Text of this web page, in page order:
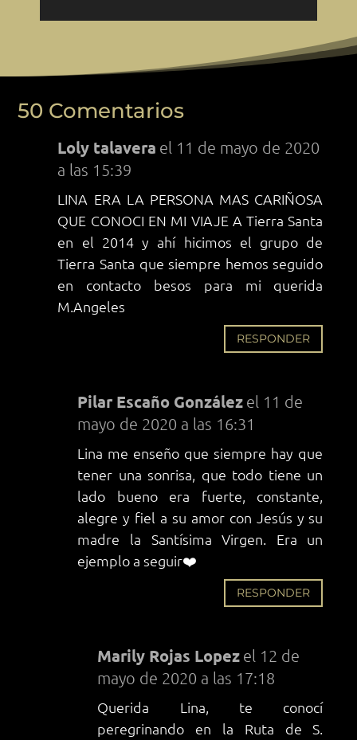
50 Comentarios
Loly talavera el 11 de mayo de 2020
a las 15:39
LINA ERA LA PERSONA MAS CARIÑOSA
QUE CONOCI EN MI VIAJE A Tierra Santa
en el 2014 y ahí hicimos el grupo de
Tierra Santa que siempre hemos seguido
en contacto besos para mi querida
M.Angeles
RESPONDER
Pilar Escaño González el 11 de
mayo de 2020 a las 16:31
Lina me enseño que siempre hay que
tener una sonrisa, que todo tiene un
lado bueno era fuerte, constante,
alegre y fiel a su amor con Jesús y su
madre la Santísima Virgen. Era un
ejemplo a seguir❤️
RESPONDER
Marily Rojas Lopez el 12 de
mayo de 2020 a las 17:18
Querida Lina, te conocí
peregrinando en la Ruta de S.